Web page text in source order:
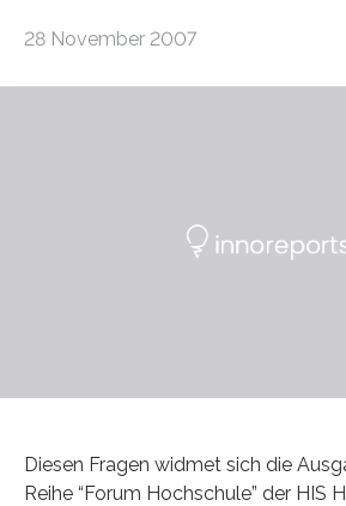
28 November 2007
Diesen Fragen widmet sich die
Reihe “Forum Hochschule” der HIS